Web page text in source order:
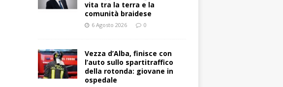
vita tra la terra e la
comunità braidese
6 Agosto 2026 0
Vezza d’Alba, finisce con
l’auto sullo spartitraffico
della rotonda: giovane in
ospedale